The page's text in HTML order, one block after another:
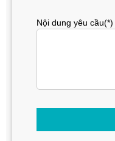
Nội dung yêu cầu(*)